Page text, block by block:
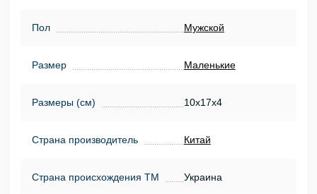
Пол Мужской
Размер Маленькие
Размеры (см) 10х17х4
Страна производитель Китай
Страна происхождения ТМ Украина